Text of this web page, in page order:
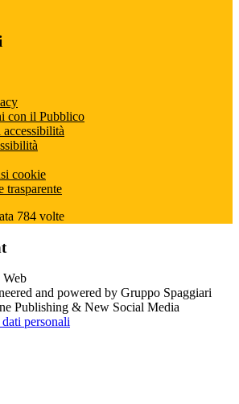
con il Pubblico
cookie
trasparente
784 volte
and powered by Gruppo Spaggiari
Publishing & New Social Media
personali